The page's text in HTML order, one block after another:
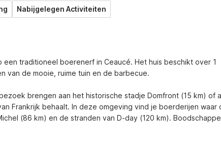
Nabijgelegen Activiteiten
traditioneel boerenerf in Ceaucé. Het huis beschikt over 1
van de mooie, ruime tuin en de barbecue.
brengen aan het historische stadje Domfront (15 km) of
Frankrijk behaalt. In deze omgeving vind je boerderijen waar
(86 km) en de stranden van D-day (120 km).